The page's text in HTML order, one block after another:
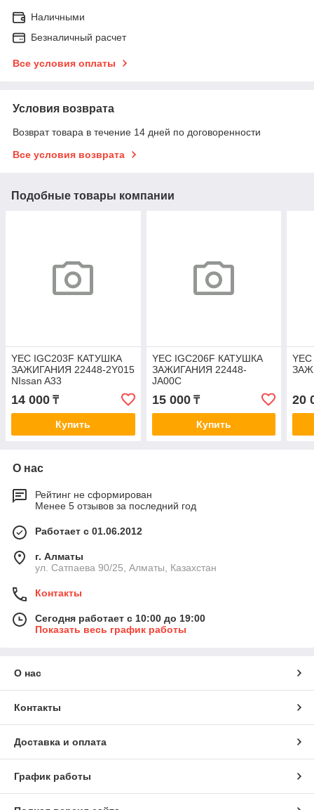
Наличными
Безналичный расчет
Все условия оплаты
Условия возврата
Возврат товара в течение 14 дней по договоренности
Все условия возврата
Подобные товары компании
YEC IGC203F КАТУШКА
ЗАЖИГАНИЯ 22448-2Y015
NIssan A33
14 000 ₸
Купить
YEC IGC206F КАТУШКА
ЗАЖИГАНИЯ 22448-
JA00C
15 000₸
Купить
20
О нас
Рейтинг не сформирован
Менее 5 отзывов за последний год
Работает с 01.06.2012
г. Алматы
ул. Сатпаева 90/25, Алматы, Казахстан
Контакты
Сегодня работает с 10:00 до 19:00
Показать весь график работы
О нас
Контакты
Доставка и оплата
График работы